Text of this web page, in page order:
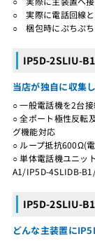
○ 実際に電話回線と
○ 梱包時にぷちぷ
IP5D-2SLIU-
当店が独自に収集
○ 一般電話機を2台
○ 全ポート極性反転
グ機能対応
○ ループ抵抗600Ω(
○ 単体電話機ユニッ
A1/IP5D-4SLIDB-
IP5D-2SLIU-
どんな主装置に